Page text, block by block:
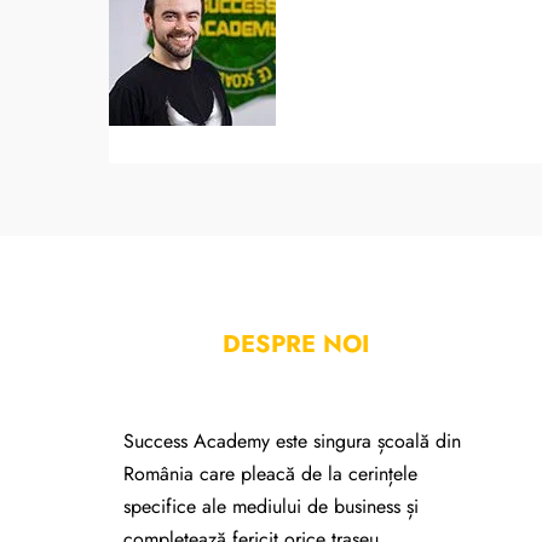
DESPRE NOI
Success Academy este singura școală din
România care pleacă de la cerințele
specifice ale mediului de business și